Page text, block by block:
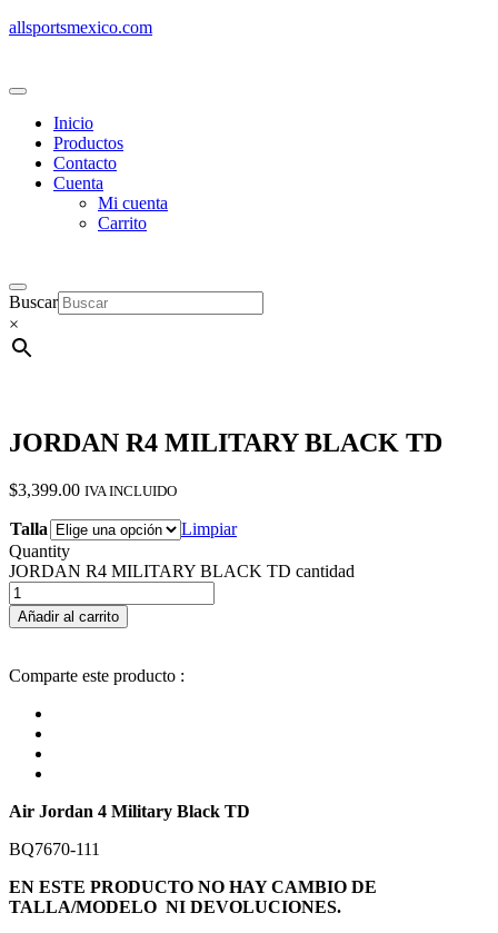
allsportsmexico.com
Inicio
Productos
Contacto
Cuenta
Mi cuenta
Carrito
Buscar
×
JORDAN R4 MILITARY BLACK TD
$3,399.00 IVA INCLUIDO
Talla
Limpiar
Quantity
JORDAN R4 MILITARY BLACK TD cantidad
Añadir al carrito
Comparte este producto :
Air Jordan 4 Military Black TD
BQ7670-111
EN ESTE PRODUCTO NO HAY CAMBIO DE
TALLA/MODELO NI DEVOLUCIONES.